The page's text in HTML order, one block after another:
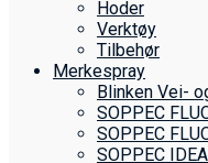
Hoder
Verktøy
Tilbehør
Merkespray
Blinken Vei-
SOPPEC
SOPPEC
SOPPEC